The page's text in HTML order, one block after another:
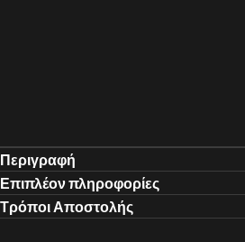
Περιγραφή
Επιπλέον πληροφορίες
Τρόποι Αποστολής